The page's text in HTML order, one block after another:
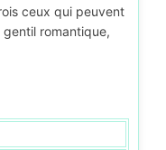
ceux qui peuvent
romantique,